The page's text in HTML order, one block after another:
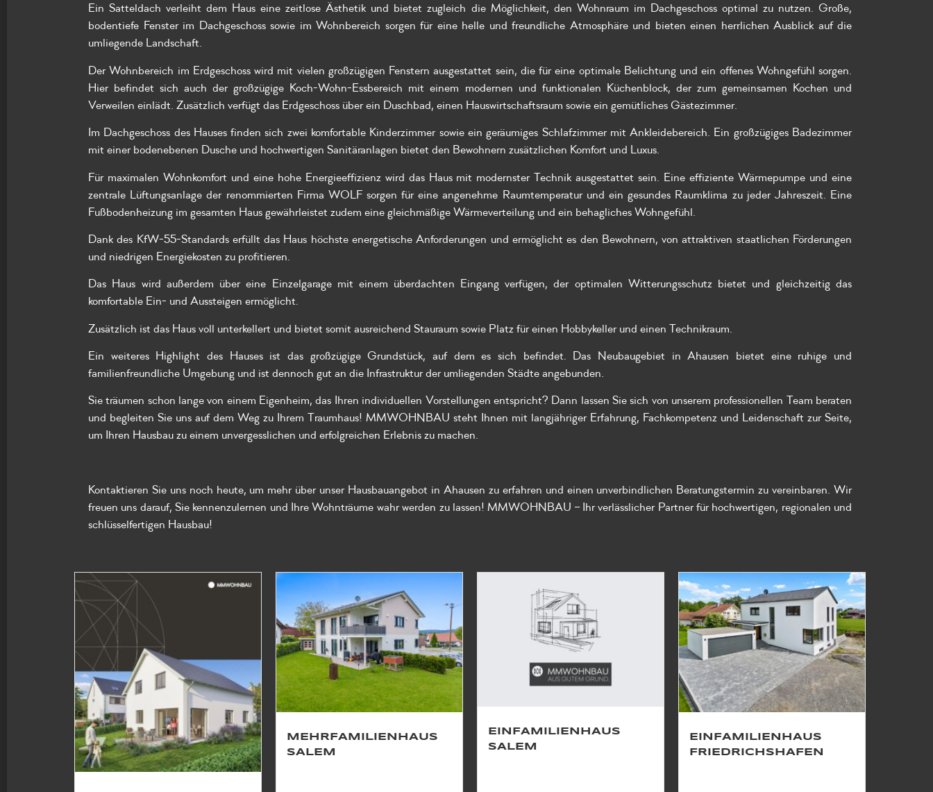
Ein Satteldach verleiht dem Haus eine zeitlose Ästhetik und bietet zugleich die Möglichkeit, den Wohnraum im Dachgeschoss optimal zu nutzen. Große,
bodentiefe Fenster im Dachgeschoss sowie im Wohnbereich sorgen für eine helle und freundliche Atmosphäre und bieten einen herrlichen Ausblick auf die
umliegende Landschaft.
Der Wohnbereich im Erdgeschoss wird mit vielen großzügigen Fenstern ausgestattet sein, die für eine optimale Belichtung und ein offenes Wohngefühl sorgen.
Hier befindet sich auch der großzügige Koch-Wohn-Essbereich mit einem modernen und funktionalen Küchenblock, der zum gemeinsamen Kochen und
Verweilen einlädt. Zusätzlich verfügt das Erdgeschoss über ein Duschbad, einen Hauswirtschaftsraum sowie ein gemütliches Gästezimmer.
Im Dachgeschoss des Hauses finden sich zwei komfortable Kinderzimmer sowie ein geräumiges Schlafzimmer mit Ankleidebereich. Ein großzügiges Badezimmer
mit einer bodenebenen Dusche und hochwertigen Sanitäranlagen bietet den Bewohnern zusätzlichen Komfort und Luxus.
Für maximalen Wohnkomfort und eine hohe Energieeffizienz wird das Haus mit modernster Technik ausgestattet sein. Eine effiziente Wärmepumpe und eine
zentrale Lüftungsanlage der renommierten Firma WOLF sorgen für eine angenehme Raumtemperatur und ein gesundes Raumklima zu jeder Jahreszeit. Eine
Fußbodenheizung im gesamten Haus gewährleistet zudem eine gleichmäßige Wärmeverteilung und ein behagliches Wohngefühl.
Dank des KfW-55-Standards erfüllt das Haus höchste energetische Anforderungen und ermöglicht es den Bewohnern, von attraktiven staatlichen Förderungen
und niedrigen Energiekosten zu profitieren.
Das Haus wird außerdem über eine Einzelgarage mit einem überdachten Eingang verfügen, der optimalen Witterungsschutz bietet und gleichzeitig das
komfortable Ein- und Aussteigen ermöglicht.
Zusätzlich ist das Haus voll unterkellert und bietet somit ausreichend Stauraum sowie Platz für einen Hobbykeller und einen Technikraum.
Ein weiteres Highlight des Hauses ist das großzügige Grundstück, auf dem es sich befindet. Das Neubaugebiet in Ahausen bietet eine ruhige und
familienfreundliche Umgebung und ist dennoch gut an die Infrastruktur der umliegenden Städte angebunden.
Sie träumen schon lange von einem Eigenheim, das Ihren individuellen Vorstellungen entspricht? Dann lassen Sie sich von unserem professionellen Team beraten
und begleiten Sie uns auf dem Weg zu Ihrem Traumhaus! MMWOHNBAU steht Ihnen mit langjähriger Erfahrung, Fachkompetenz und Leidenschaft zur Seite,
um Ihren Hausbau zu einem unvergesslichen und erfolgreichen Erlebnis zu machen.
Kontaktieren Sie uns noch heute, um mehr über unser Hausbauangebot in Ahausen zu erfahren und einen unverbindlichen Beratungstermin zu vereinbaren. Wir
freuen uns darauf, Sie kennenzulernen und Ihre Wohnträume wahr werden zu lassen! MMWOHNBAU – Ihr verlässlicher Partner für hochwertigen, regionalen und
schlüsselfertigen Hausbau!
MEHRFAMILIENHAUS
SALEM
EINFAMILIENHAUS
SALEM
EINFAMILIENHAUS
FRIEDRICHSHAFEN